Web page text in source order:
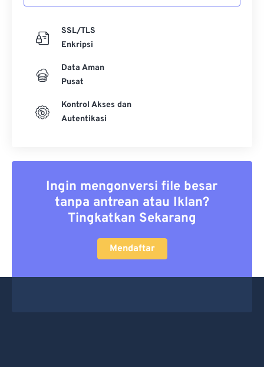
SSL/TLS
Enkripsi
Data Aman
Pusat
Kontrol Akses dan
Autentikasi
Ingin mengonversi file besar
tanpa antrean atau Iklan?
Tingkatkan Sekarang
Mendaftar